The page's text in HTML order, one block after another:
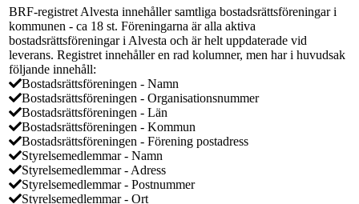
BRF-registret Alvesta innehåller samtliga bostadsrättsföreningar i
kommunen - ca 18 st. Föreningarna är alla aktiva
bostadsrättsföreningar i Alvesta och är helt uppdaterade vid
leverans. Registret innehåller en rad kolumner, men har i huvudsak
följande innehåll:
Bostadsrättsföreningen - Namn
Bostadsrättsföreningen - Organisationsnummer
Bostadsrättsföreningen - Län
Bostadsrättsföreningen - Kommun
Bostadsrättsföreningen - Förening postadress
Styrelsemedlemmar - Namn
Styrelsemedlemmar - Adress
Styrelsemedlemmar - Postnummer
Styrelsemedlemmar - Ort